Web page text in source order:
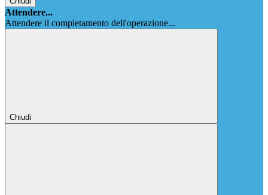
Attendere...
Attendere il completamento dell'operazione...
Chiudi